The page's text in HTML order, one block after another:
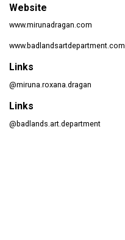
Website
www.mirunadragan.com
www.badlandsartdepartment.com
Links
@miruna.roxana.dragan
Links
@badlands.art.department